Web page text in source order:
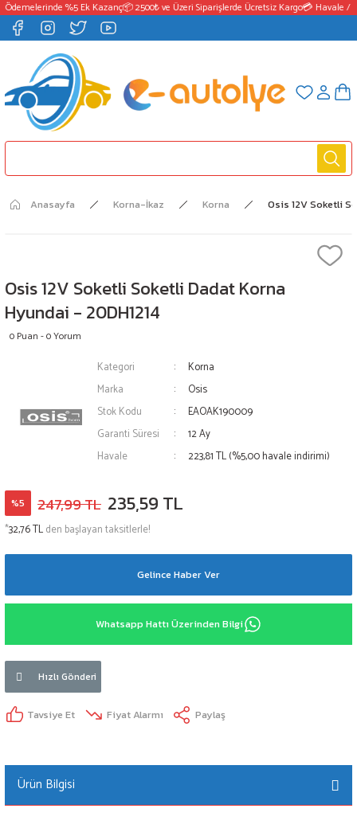
%5 Ek Kazanç📦 2500₺ ve Üzeri Siparişlerde Ücretsiz Kargo💳 Havale /
Anasayfa Korna-İkaz Korna Osis 12V Soketli
Osis 12V Soketli Soketli Dadat Korna
Hyundai - 20DH1214
0 Puan - 0 Yorum
Kategori
Korna
Marka
Osis
Stok Kodu
EAOAK190009
Garanti Süresi
12 Ay
Havale
223,81 TL (%5,00 havale indirimi)
%5 247,99 TL 235,59 TL
*32,76 TLden başlayan taksitlerle!
Gelince Haber Ver
Whatsapp Hattı Üzerinden Bilgi
Hızlı Gönderi
Tavsiye Et Fiyat Alarmı Paylaş
Ürün Bilgisi